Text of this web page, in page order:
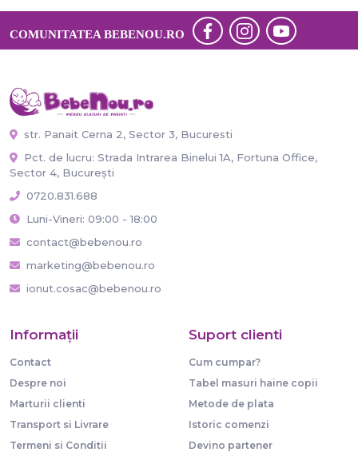
COMUNITATEA BEBENOU.RO
str. Panait Cerna 2, Sector 3, Bucuresti
Pct. de lucru: Strada Intrarea Binelui 1A, Fortuna Office,
Sector 4, București
0720.831.688
Luni-Vineri: 09:00 - 18:00
contact@bebenou.ro
marketing@bebenou.ro
ionut.cosac@bebenou.ro
Informaţii
Contact
Despre noi
Marturii clienti
Transport si Livrare
Termeni si Conditii
Suport clienti
Cum cumpar?
Tabel masuri haine copii
Metode de plata
Istoric comenzi
Devino partener